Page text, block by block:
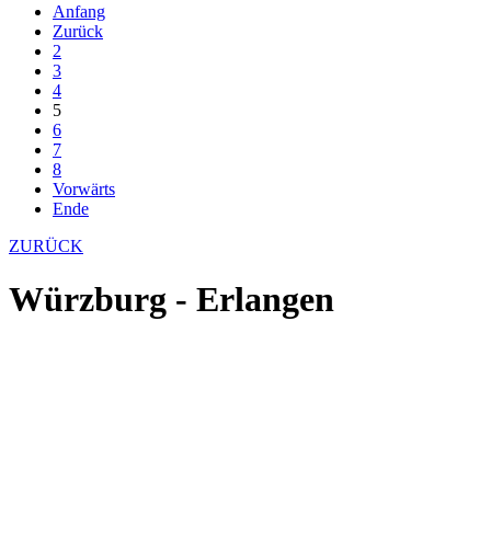
Anfang
Zurück
2
3
4
5
6
7
8
Vorwärts
Ende
ZURÜCK
Würzburg - Erlangen